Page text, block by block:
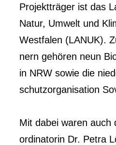
Pro­jekt­trä­ger ist das
Natur, Umwelt und
West­fa­len (LANUK).
nern gehö­ren neun
in NRW sowie die
schutz­or­ga­ni­sa­ti­on
Mit dabei waren
or­di­na­to­rin Dr. Petra